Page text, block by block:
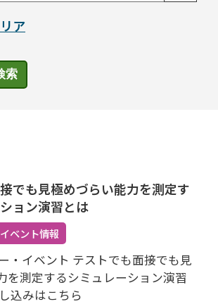
ア
索
でも見極めづらい能力を測定す
ョン演習とは
ベント情報
・イベント テストでも面接でも見
を測定するシミュレーション演習
込みはこちら